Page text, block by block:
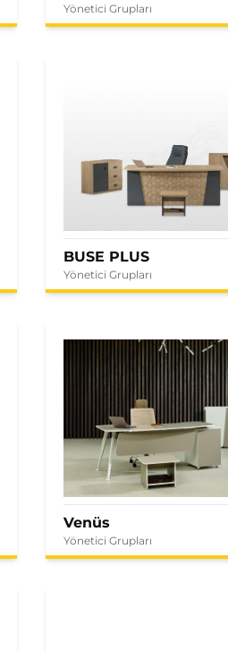
Yönetici Grupları
BUSE PLUS
Yönetici Grupları
Venüs
Yönetici Grupları